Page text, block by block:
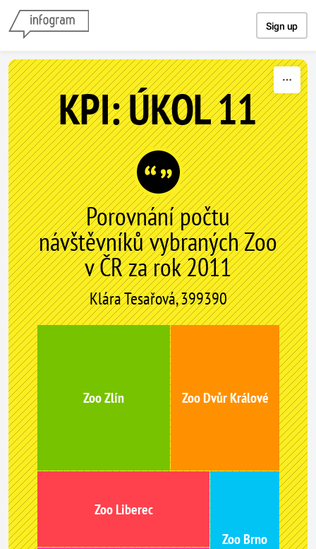
Sign up
KPI: ÚKOL 11
Porovnání počtu
návštěvníků vybraných Zoo
v ČR za rok 2011
Klára Tesařová, 399390
Zoo Zlín Zoo Dvůr Králové
Zoo Liberec
Zoo Brno